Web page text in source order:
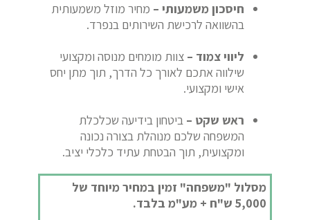
חיסכון משמעותי – מחיר מוזל משמעותית
בהשוואה לרכישת השירותים בנפרד.
ליווי צמוד – צוות מומחים מנוסה ומקצועי
שילווה אתכם לאורך כל הדרך, תוך מתן יחס
אישי ומקצועי.
ראש שקט – ביטחון בידיעה שכלכלת
המשפחה שלכם מנוהלת בצורה נכונה
ומקצועית, תוך הבטחת עתיד כלכלי יציב.
מסלול "משפחה" זמין במחיר מיוחד של
5,000 ש"ח + מע"מ בלבד.